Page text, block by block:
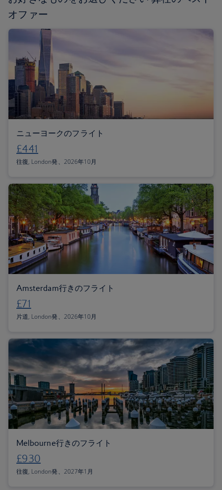
オファー
ニューヨークのフライト
£441
往復, London発、2026年10月
Amsterdam行きのフライト
£71
片道, London発、2026年10月
Melbourne行きのフライト
£930
往復, London発、2027年1月